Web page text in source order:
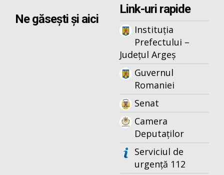
Ne găsești și aici
Link-uri rapide
Instituția
Prefectului –
Județul Argeș
Guvernul
Romaniei
Senat
Camera
Deputaților
Serviciul de
urgență 112